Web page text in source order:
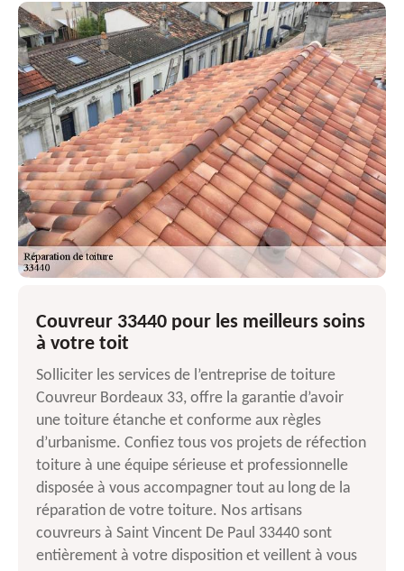
Couvreur 33440 pour les meilleurs soins
à votre toit
Solliciter les services de l’entreprise de toiture
Couvreur Bordeaux 33, offre la garantie d’avoir
une toiture étanche et conforme aux règles
d’urbanisme. Confiez tous vos projets de réfection
toiture à une équipe sérieuse et professionnelle
disposée à vous accompagner tout au long de la
réparation de votre toiture. Nos artisans
couvreurs à Saint Vincent De Paul 33440 sont
entièrement à votre disposition et veillent à vous